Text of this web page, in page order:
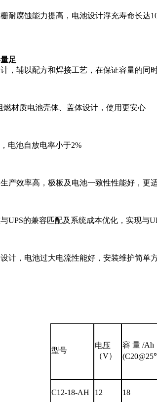
耐腐蚀能力提高，电池设计浮充寿命长达
足
，辅以配方和焊接工艺，在保证容量的同
燃材质电池壳体、盖体设计，使用更安心
电池自放电率小于2%
产效率高，极板及电池一致性性能好，更
UPS的兼容匹配及系统成本优化，实现与
计，电池过大电流性能好，安装维护简单
型号
电压
（V）
容 量 /Ah
C12-18-AH 12 18